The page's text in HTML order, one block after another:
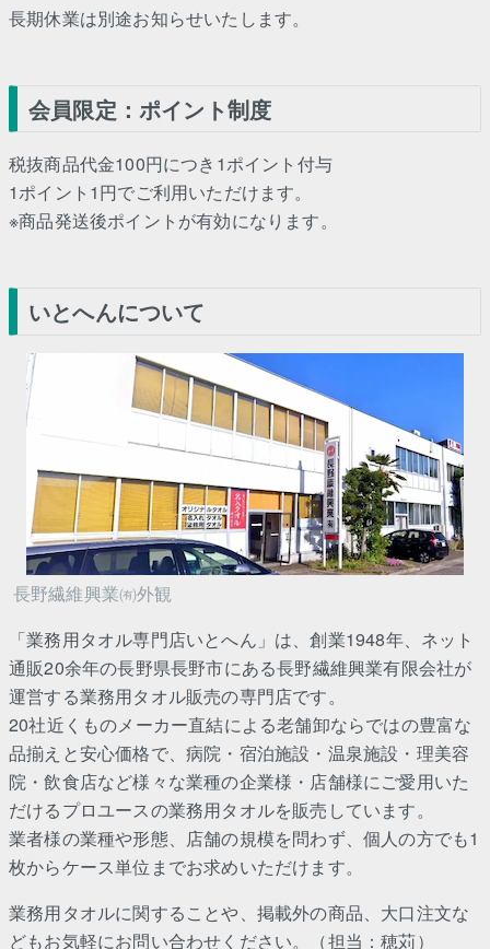
長期休業は別途お知らせいたします。
会員限定：ポイント制度
税抜商品代金100円につき1ポイント付与
1ポイント1円でご利用いただけます。
※商品発送後ポイントが有効になります。
いとへんについて
長野繊維興業㈲外観
「業務用タオル専門店いとへん」は、創業1948年、ネット
通販20余年の長野県長野市にある長野繊維興業有限会社が
運営する業務用タオル販売の専門店です。
20社近くものメーカー直結による老舗卸ならではの豊富な
品揃えと安心価格で、病院・宿泊施設・温泉施設・理美容
院・飲食店など様々な業種の企業様・店舗様にご愛用いた
だけるプロユースの業務用タオルを販売しています。
業者様の業種や形態、店舗の規模を問わず、個人の方でも1
枚からケース単位までお求めいただけます。
業務用タオルに関することや、掲載外の商品、大口注文な
どもお気軽にお問い合わせください。（担当：穂苅）